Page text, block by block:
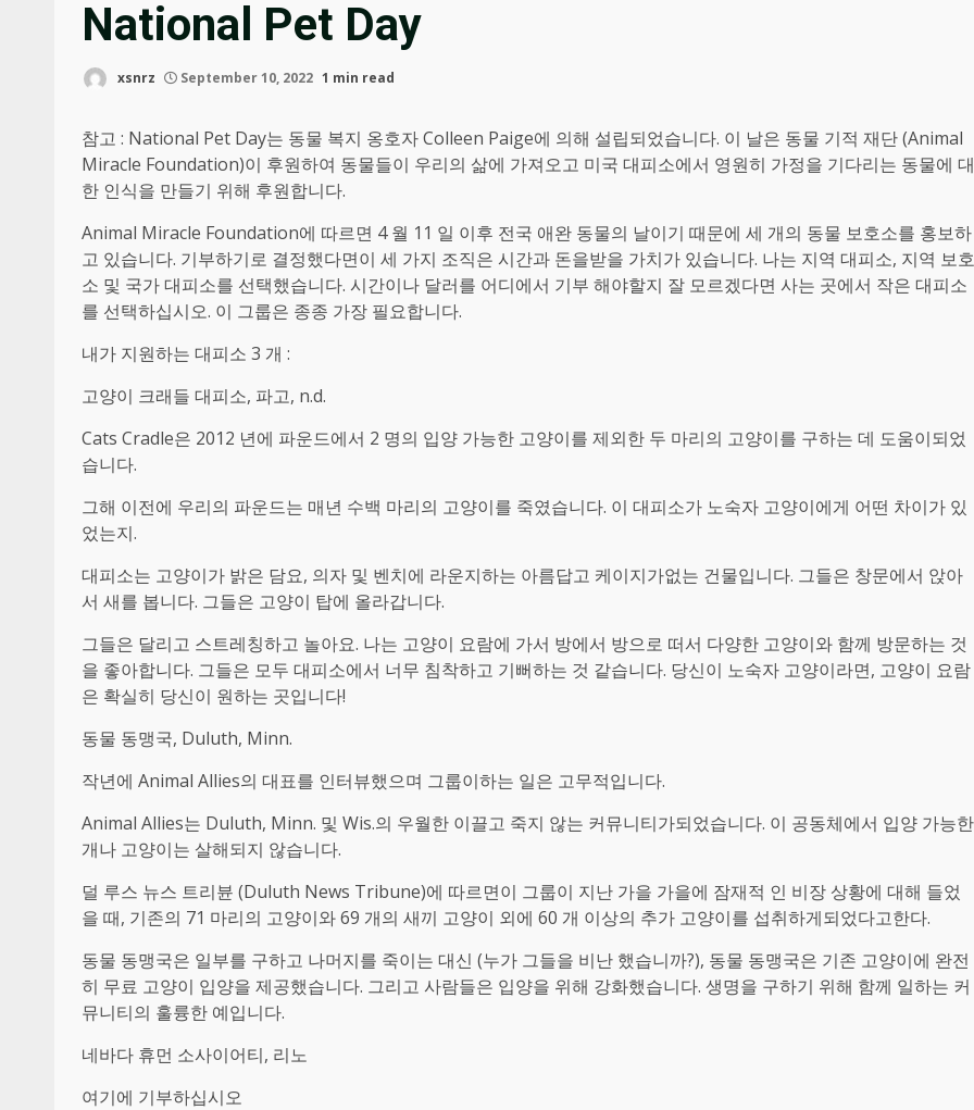
National Pet Day
xsnrz September 10, 2022 1 min read
참고 : National Pet Day는 동물 복지 옹호자 Colleen Paige에 의해 설립되었습니다. 이 날은 동물 기적 재단 (Animal
Miracle Foundation)이 후원하여 동물들이 우리의 삶에 가져오고 미국 대피소에서 영원히 가정을 기다리는 동물에 대
한 인식을 만들기 위해 후원합니다.
Animal Miracle Foundation에 따르면 4 월 11 일 이후 전국 애완 동물의 날이기 때문에 세 개의 동물 보호소를 홍보하
고 있습니다. 기부하기로 결정했다면이 세 가지 조직은 시간과 돈을받을 가치가 있습니다. 나는 지역 대피소, 지역 보호
소 및 국가 대피소를 선택했습니다. 시간이나 달러를 어디에서 기부 해야할지 잘 모르겠다면 사는 곳에서 작은 대피소
를 선택하십시오. 이 그룹은 종종 가장 필요합니다.
내가 지원하는 대피소 3 개 :
고양이 크래들 대피소, 파고, n.d.
Cats Cradle은 2012 년에 파운드에서 2 명의 입양 가능한 고양이를 제외한 두 마리의 고양이를 구하는 데 도움이되었
습니다.
그해 이전에 우리의 파운드는 매년 수백 마리의 고양이를 죽였습니다. 이 대피소가 노숙자 고양이에게 어떤 차이가 있
었는지.
대피소는 고양이가 밝은 담요, 의자 및 벤치에 라운지하는 아름답고 케이지가없는 건물입니다. 그들은 창문에서 앉아
서 새를 봅니다. 그들은 고양이 탑에 올라갑니다.
그들은 달리고 스트레칭하고 놀아요. 나는 고양이 요람에 가서 방에서 방으로 떠서 다양한 고양이와 함께 방문하는 것
을 좋아합니다. 그들은 모두 대피소에서 너무 침착하고 기뻐하는 것 같습니다. 당신이 노숙자 고양이라면, 고양이 요람
은 확실히 당신이 원하는 곳입니다!
동물 동맹국, Duluth, Minn.
작년에 Animal Allies의 대표를 인터뷰했으며 그룹이하는 일은 고무적입니다.
Animal Allies는 Duluth, Minn. 및 Wis.의 우월한 이끌고 죽지 않는 커뮤니티가되었습니다. 이 공동체에서 입양 가능한
개나 고양이는 살해되지 않습니다.
덜 루스 뉴스 트리뷴 (Duluth News Tribune)에 따르면이 그룹이 지난 가을 가을에 잠재적 인 비장 상황에 대해 들었
을 때, 기존의 71 마리의 고양이와 69 개의 ​​새끼 고양이 외에 60 개 이상의 추가 고양이를 섭취하게되었다고한다.
동물 동맹국은 일부를 구하고 나머지를 죽이는 대신 (누가 그들을 비난 했습니까?), 동물 동맹국은 기존 고양이에 완전
히 무료 고양이 입양을 제공했습니다. 그리고 사람들은 입양을 위해 강화했습니다. 생명을 구하기 위해 함께 일하는 커
뮤니티의 훌륭한 예입니다.
네바다 휴먼 소사이어티, 리노
여기에 기부하십시오